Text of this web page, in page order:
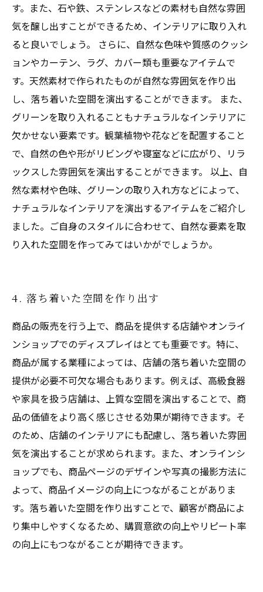
す。また、石や鉄、ステンレスなどの素材も自然な雰囲
気を醸し出すことができるため、インテリアに取り入れ
ると良いでしょう。 さらに、自然な色味や質感のクッシ
ョンやカーテン、ラグ、カバー類も重要なアイテムで
す。天然素材で作られたものが自然な雰囲気を作り出
し、落ち着いた空間を演出することができます。 また、
グリーンを取り入れることもナチュラルなインテリアに
欠かせない要素です。観葉植物や花などを配置すること
で、自然の色や形がリビングや寝室などに広がり、リラ
ックスした雰囲気を演出することができます。 以上、自
然な素材や色味、グリーンの取り入れ方などによって、
ナチュラルなインテリアを演出するアイテムをご紹介し
ました。ご自身のスタイルに合わせて、自然な要素を取
り入れた空間を作ってみてはいかがでしょうか。
4. 落ち着いた空間を作り出す
商品の販売を行う上で、商品を提供する店舗やオンライ
ンショップでのディスプレイはとても重要です。特に、
商品が属する業種によっては、店舗の落ち着いた空間の
提供が必要不可欠な場合もあります。例えば、高級食器
や家具を扱う店舗は、上質な空間を演出することで、商
品の価値をより高く感じさせる効果が期待できます。そ
のため、店舗のインテリアにも配慮し、落ち着いた雰囲
気を演出することが求められます。また、オンラインシ
ョップでも、商品ページのデザインや写真の撮影方法に
よって、商品イメージの向上につながることがありま
す。落ち着いた空間を作り出すことで、顧客が商品によ
り集中しやすくなるため、購買意欲の向上やリピート率
の向上にもつながることが期待できます。